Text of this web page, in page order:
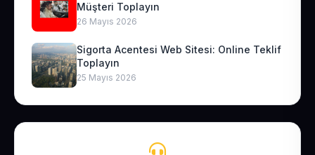
Müşteri Toplayın
26 Mayıs 2026
Sigorta Acentesi Web Sitesi: Online Teklif
Toplayın
25 Mayıs 2026